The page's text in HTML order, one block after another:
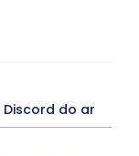
Crônicas
CULTURA
Dengue
Denuncia
DESTAQUE SAÚDE
do ar